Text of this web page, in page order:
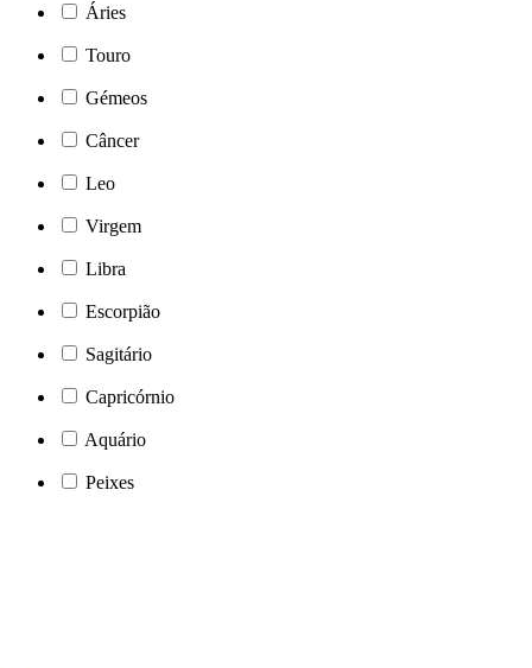
Áries
Touro
Gémeos
Câncer
Leo
Virgem
Libra
Escorpião
Sagitário
Capricórnio
Aquário
Peixes